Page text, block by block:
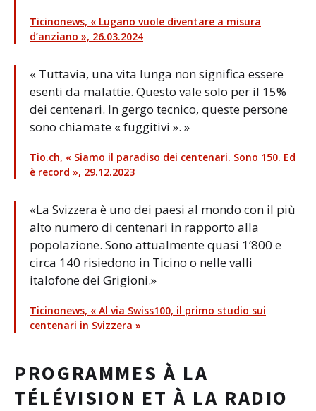
Ticinonews, « Lugano vuole diventare a misura
d’anziano », 26.03.2024
« Tuttavia, una vita lunga non significa essere
esenti da malattie. Questo vale solo per il 15%
dei centenari. In gergo tecnico, queste persone
sono chiamate « fuggitivi ». »
Tio.ch, « Siamo il paradiso dei centenari. Sono 150. Ed
è record », 29.12.2023
«La Svizzera è uno dei paesi al mondo con il più
alto numero di centenari in rapporto alla
popolazione. Sono attualmente quasi 1’800 e
circa 140 risiedono in Ticino o nelle valli
italofone dei Grigioni.»
Ticinonews, « Al via Swiss100, il primo studio sui
centenari in Svizzera »
PROGRAMMES À LA
TÉLÉVISION ET À LA RADIO